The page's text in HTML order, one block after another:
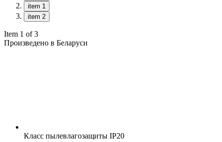
item 1
item 2
Item 1 of 3
Произведено в Беларуси
Класс пылевлагозащиты IP20